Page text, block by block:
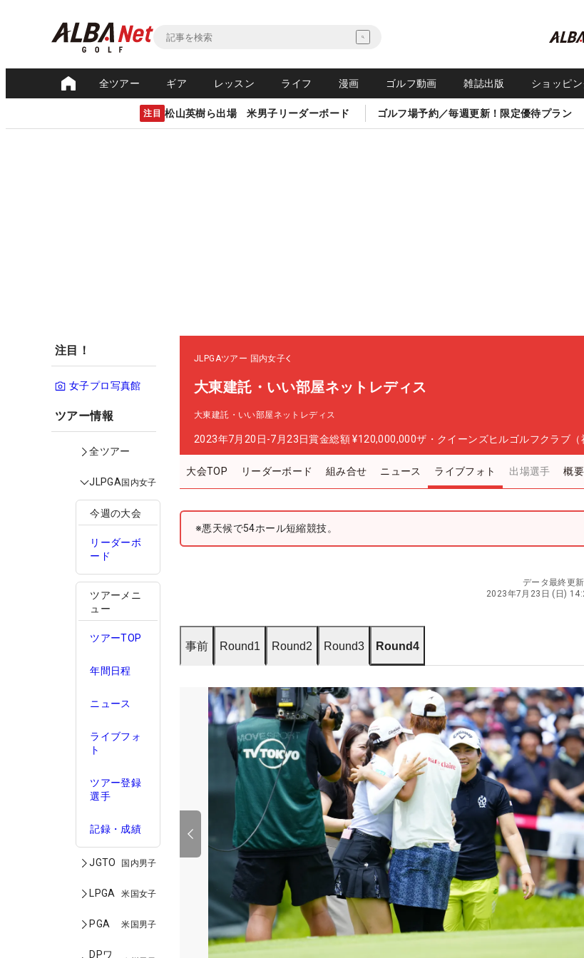
全ツアー ギア レッスン ライフ 漫画 ゴルフ動画 雑誌出版 ショッピ
注目 松山英樹ら出場 米男子リーダーボード ゴルフ場予約／毎週更新！限定優待プラン
注目！
女子プロ写真館
ツアー情報
全ツアー
JLPGA国内女子
今週の大会
リーダーボ
ード
ツアーメニ
ュー
ツアーTOP
年間日程
ニュース
ライブフォ
ト
ツアー登録
選手
記録・成績
JGTO 国内男子
LPGA 米国女子
PGA 米国男子
DPワ
JLPGAツアー 国内女子
大東建託・いい部屋ネットレディス
大東建託・いい部屋ネットレディス
2023年7月20日-7月23日賞金総額 ¥120,000,000ザ・クイーンズヒルゴルフクラブ（
大会TOP リーダーボード 組み合せ ニュース ライブフォト 出場選手 概
※悪天候で54ホール短縮競技。
データ最終更新
2023年7月23日 (日)
事前 Round1 Round2 Round3 Round4